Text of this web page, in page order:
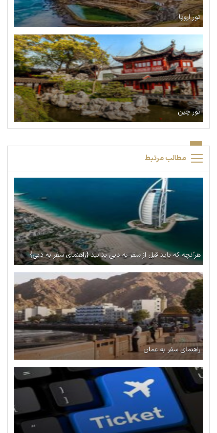
تور اروپا
تور چین
مطالب مرتبط
هرآنچه که باید قبل از سفر به دبی بدانید {راهنمای سفر به دبی}
راهنمای سفر به عمان